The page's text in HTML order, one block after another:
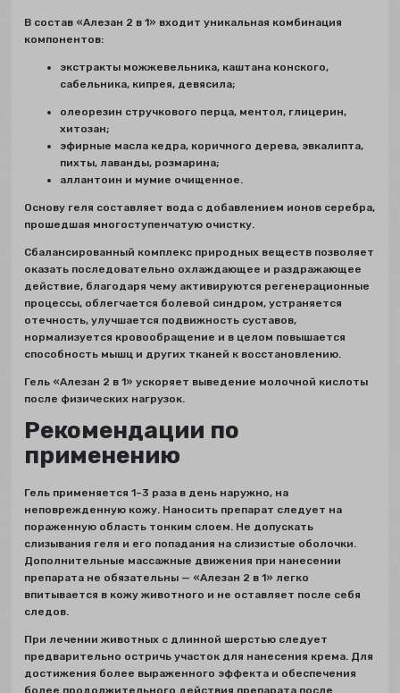
В состав «Алезан 2 в 1» входит уникальная комбинация
компонентов:
экстракты можжевельника, каштана конского,
сабельника, кипрея, девясила;
олеорезин стручкового перца, ментол, глицерин,
хитозан;
эфирные масла кедра, коричного дерева, эвкалипта,
пихты, лаванды, розмарина;
аллантоин и мумие очищенное.
Основу геля составляет вода с добавлением ионов серебра,
прошедшая многоступенчатую очистку.
Сбалансированный комплекс природных веществ позволяет
оказать последовательно охлаждающее и раздражающее
действие, благодаря чему активируются регенерационные
процессы, облегчается болевой синдром, устраняется
отечность, улучшается подвижность суставов,
нормализуется кровообращение и в целом повышается
способность мышц и других тканей к восстановлению.
Гель «Алезан 2 в 1» ускоряет выведение молочной кислоты
после физических нагрузок.
Рекомендации по
применению
Гель применяется 1–3 раза в день наружно, на
неповрежденную кожу. Наносить препарат следует на
пораженную область тонким слоем. Не допускать
слизывания геля и его попадания на слизистые оболочки.
Дополнительные массажные движения при нанесении
препарата не обязательны — «Алезан 2 в 1» легко
впитывается в кожу животного и не оставляет после себя
следов.
При лечении животных с длинной шерстью следует
предварительно остричь участок для нанесения крема. Для
достижения более выраженного эффекта и обеспечения
более продолжительного действия препарата после